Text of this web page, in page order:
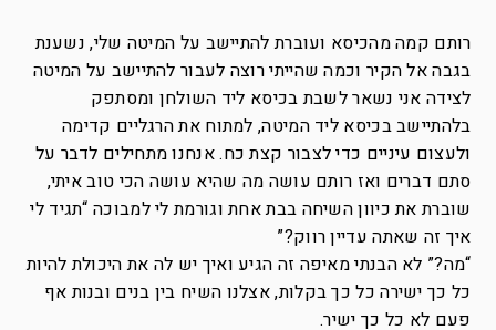
רותם קמה מהכיסא ועוברת להתיישב על המיטה שלי, נשענת
בגבה אל הקיר וכמה שהייתי רוצה לעבור להתיישב על המיטה
לצידה אני נשאר לשבת בכיסא ליד השולחן ומסתפק
בלהתיישב בכיסא ליד המיטה, למתוח את הרגליים קדימה
ולעצום עיניים כדי לצבור קצת כח. אנחנו מתחילים לדבר על
סתם דברים ואז רותם עושה מה שהיא עושה הכי טוב איתי,
שוברת את כיוון השיחה בבת אחת וגורמת לי למבוכה “תגיד לי
איך זה שאתה עדיין רווק?”
“מה?” לא הבנתי מאיפה זה הגיע ואיך יש לה את היכולת להיות
כל כך ישירה כל כך בקלות, אצלנו השיח בין בנים ובנות אף
פעם לא כל כך ישיר.